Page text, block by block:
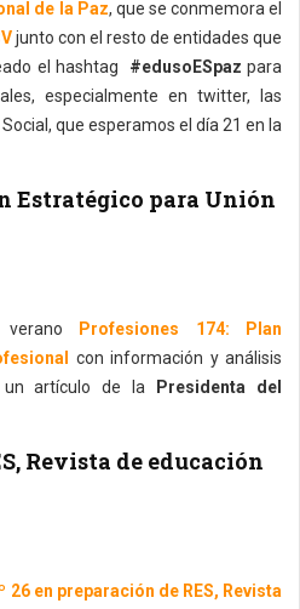
de la Paz, que se conmemora el
junto con el resto de entidades que
el hashtag #edusoESpaz para
especialmente en twitter, las
que esperamos el día 21 en la
Estratégico para Unión
verano
Profesiones 174: Plan
con información y análisis
artículo de la Presidenta del
Revista de educación
26 en preparación de RES, Revista